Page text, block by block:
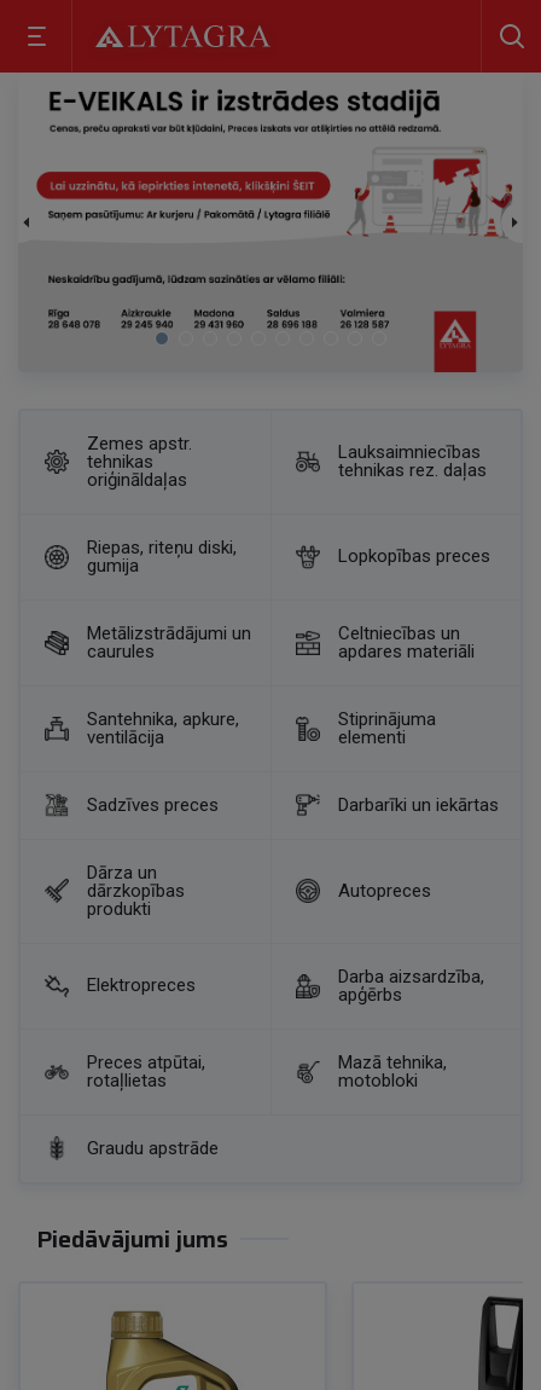
Zemes apstr.
tehnikas
oriģināldaļas
Lauksaimniecības
tehnikas rez. daļas
Riepas, riteņu diski,
gumija
Lopkopības preces
Metālizstrādājumi un
caurules
Celtniecības un
apdares materiāli
Santehnika, apkure,
ventilācija
Stiprinājuma
elementi
Sadzīves preces Darbarīki un iekārtas
Dārza un
dārzkopības
produkti
Autopreces
Elektropreces
Darba aizsardzība,
apģērbs
Preces atpūtai,
rotaļlietas
Mazā tehnika,
motobloki
Graudu apstrāde
Piedāvājumi jums